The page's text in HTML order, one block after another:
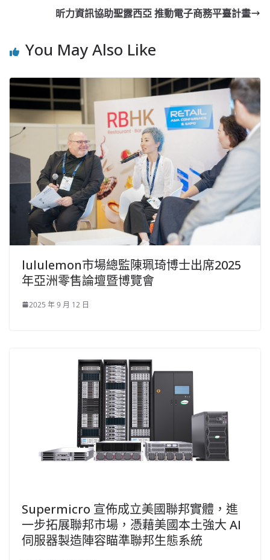
昕力資訊協助聖露西亞 推動電子商務平臺計畫
You May Also Like
lululemon市場總監陳珮琦博士出席2025
年亞洲零售論壇暨博覽會
2025 年 9 月 12 日
Supermicro 宣佈成立美國聯邦實體，進
一步拓展聯邦市場，憑藉美國本土強大 AI
伺服器製造陣容瞄準聯邦生態系統